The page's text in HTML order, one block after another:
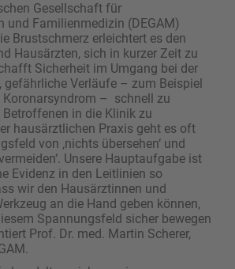
Gesellschaft für
und Familienmedizin (DEGAM)
Brustschmerz erleichtert es den
Hausärzten, sich in kurzer Zeit zu
Sicherheit im Umgang bei der
gefährliche Verläufe – zum Beispiel
Koronarsyndrom – schnell zu
Betroffenen in die Klinik zu
hausärztlichen Praxis geht es oft
von ‚nichts übersehen‘ und
Unsere Hauptaufgabe ist
Evidenz in den Leitlinien so
wir den Hausärztinnen und
an die Hand geben können,
Spannungsfeld sicher bewegen
Prof. Dr. med. Martin Scherer,